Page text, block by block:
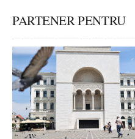
PARTENER PENTRU